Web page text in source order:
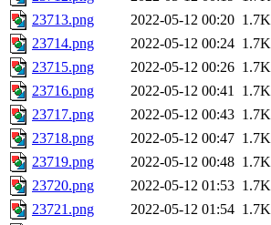
23713.png
2022-05-12 00:20 1.7K
23714.png
2022-05-12 00:24 1.7K
23715.png
2022-05-12 00:26 1.7K
23716.png
2022-05-12 00:41 1.7K
23717.png
2022-05-12 00:43 1.7K
23718.png
2022-05-12 00:47 1.7K
23719.png
2022-05-12 00:48 1.7K
23720.png
2022-05-12 01:53 1.7K
23721.png
2022-05-12 01:54 1.7K